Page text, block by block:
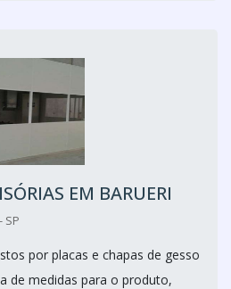
EM BARUERI
SP
por placas e chapas de gesso
de medidas para o produto,